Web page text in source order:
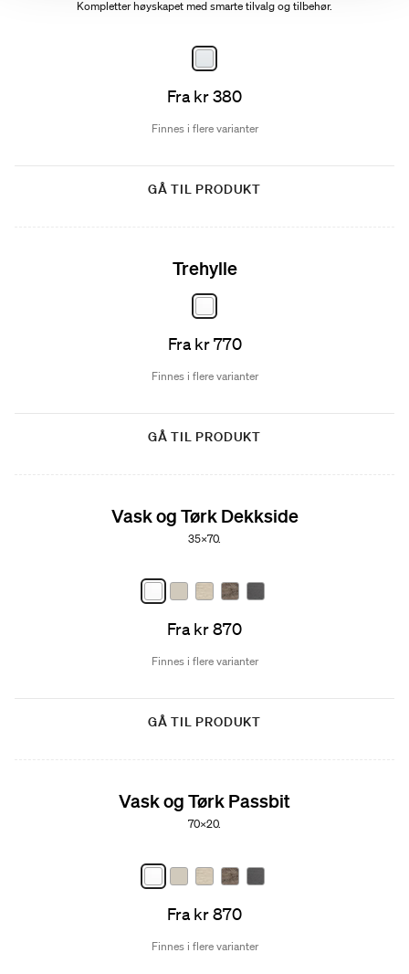
Kompletter høyskapet med smarte tilvalg og tilbehør.
Fra kr 380
Finnes i flere varianter
GÅ TIL PRODUKT
Trehylle
Fra kr 770
Finnes i flere varianter
GÅ TIL PRODUKT
Vask og Tørk Dekkside
35x70.
Fra kr 870
Finnes i flere varianter
GÅ TIL PRODUKT
Vask og Tørk Passbit
70x20.
Fra kr 870
Finnes i flere varianter